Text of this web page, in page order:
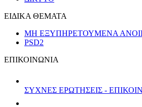
ΕΙΔΙΚΑ ΘΕΜΑΤΑ
ΜΗ ΕΞΥΠΗΡΕΤΟΥΜΕΝΑ
PSD2
ΕΠΙΚΟΙΝΩΝΙΑ
ΣΥΧΝΕΣ ΕΡΩΤΗΣΕΙΣ -